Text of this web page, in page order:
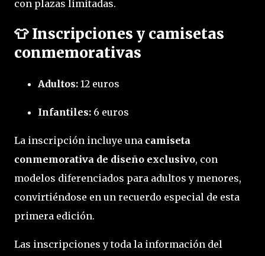
con plazas limitadas.
👕Inscripciones y camisetas
conmemorativas
Adultos: 12 euros
Infantiles: 6 euros
La inscripción incluye una camiseta
conmemorativa de diseño exclusivo, con
modelos diferenciados para adultos y menores,
convirtiéndose en un recuerdo especial de esta
primera edición.
Las inscripciones y toda la información del